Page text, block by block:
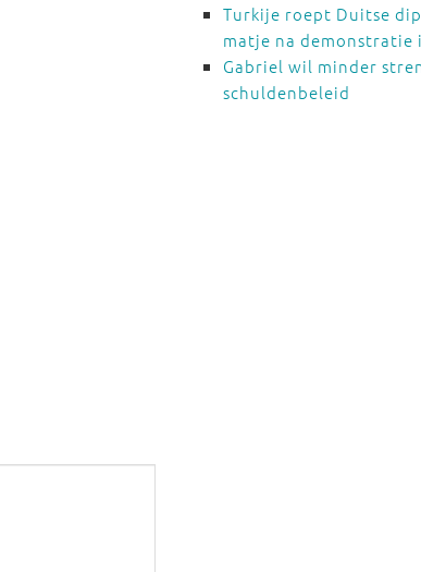
Turkije roept Duitse
matje na demonstratie
Gabriel wil minder
schuldenbeleid